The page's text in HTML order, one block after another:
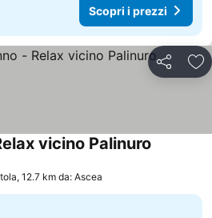
Scopri i prezzi
Condividi
vicino Palinuro
12.7 km da: Ascea